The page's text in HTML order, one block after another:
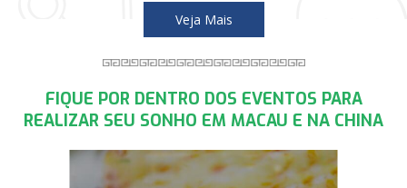
Veja Mais
FIQUE POR DENTRO DOS EVENTOS PARA
REALIZAR SEU SONHO EM MACAU E NA CHINA